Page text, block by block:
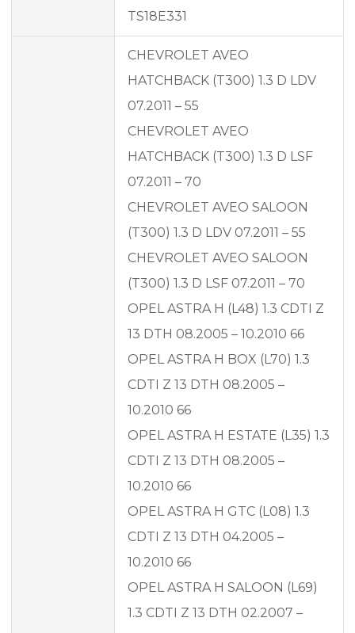
TS18E331
CHEVROLET AVEO
HATCHBACK (T300) 1.3 D LDV
07.2011 – 55
CHEVROLET AVEO
HATCHBACK (T300) 1.3 D LSF
07.2011 – 70
CHEVROLET AVEO SALOON
(T300) 1.3 D LDV 07.2011 – 55
CHEVROLET AVEO SALOON
(T300) 1.3 D LSF 07.2011 – 70
OPEL ASTRA H (L48) 1.3 CDTI Z
13 DTH 08.2005 – 10.2010 66
OPEL ASTRA H BOX (L70) 1.3
CDTI Z 13 DTH 08.2005 –
10.2010 66
OPEL ASTRA H ESTATE (L35) 1.3
CDTI Z 13 DTH 08.2005 –
10.2010 66
OPEL ASTRA H GTC (L08) 1.3
CDTI Z 13 DTH 04.2005 –
10.2010 66
OPEL ASTRA H SALOON (L69)
1.3 CDTI Z 13 DTH 02.2007 –